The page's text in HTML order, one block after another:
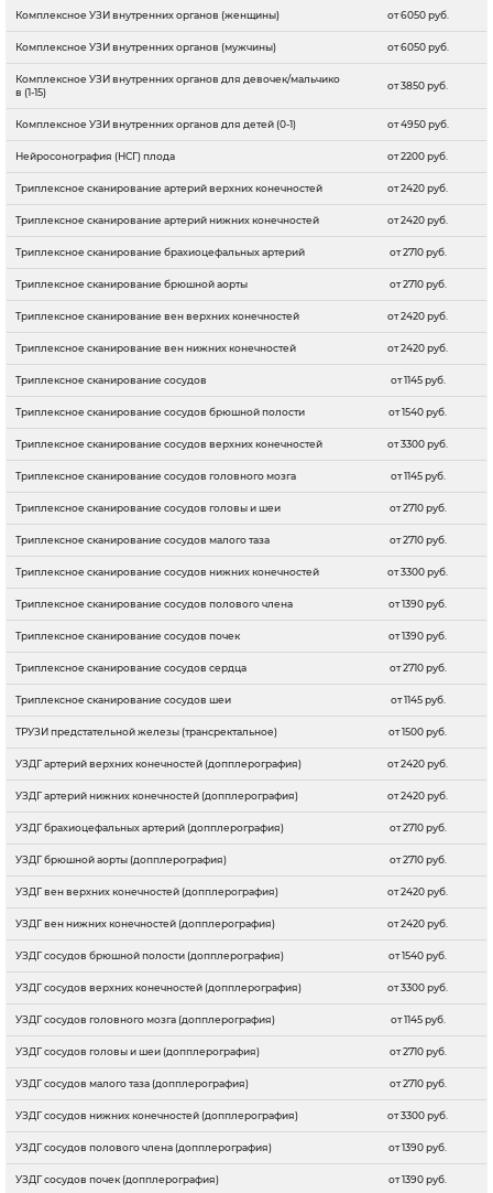
Комплексное УЗИ внутренних органов (женщины) от 6050 руб.
Комплексное УЗИ внутренних органов (мужчины) от 6050 руб.
Комплексное УЗИ внутренних органов для девочек/мальчико
в (1-15)
от 3850 руб.
Комплексное УЗИ внутренних органов для детей (0-1) от 4950 руб.
Нейросонография (НСГ) плода от 2200 руб.
Триплексное сканирование артерий верхних конечностей от 2420 руб.
Триплексное сканирование артерий нижних конечностей от 2420 руб.
Триплексное сканирование брахиоцефальных артерий от 2710 руб.
Триплексное сканирование брюшной аорты от 2710 руб.
Триплексное сканирование вен верхних конечностей от 2420 руб.
Триплексное сканирование вен нижних конечностей от 2420 руб.
Триплексное сканирование сосудов от 1145 руб.
Триплексное сканирование сосудов брюшной полости от 1540 руб.
Триплексное сканирование сосудов верхних конечностей от 3300 руб.
Триплексное сканирование сосудов головного мозга от 1145 руб.
Триплексное сканирование сосудов головы и шеи от 2710 руб.
Триплексное сканирование сосудов малого таза от 2710 руб.
Триплексное сканирование сосудов нижних конечностей от 3300 руб.
Триплексное сканирование сосудов полового члена от 1390 руб.
Триплексное сканирование сосудов почек от 1390 руб.
Триплексное сканирование сосудов сердца от 2710 руб.
Триплексное сканирование сосудов шеи от 1145 руб.
ТРУЗИ предстательной железы (трансректальное) от 1500 руб.
УЗДГ артерий верхних конечностей (допплерография) от 2420 руб.
УЗДГ артерий нижних конечностей (допплерография) от 2420 руб.
УЗДГ брахиоцефальных артерий (допплерография) от 2710 руб.
УЗДГ брюшной аорты (допплерография) от 2710 руб.
УЗДГ вен верхних конечностей (допплерография) от 2420 руб.
УЗДГ вен нижних конечностей (допплерография) от 2420 руб.
УЗДГ сосудов брюшной полости (допплерография) от 1540 руб.
УЗДГ сосудов верхних конечностей (допплерография) от 3300 руб.
УЗДГ сосудов головного мозга (допплерография) от 1145 руб.
УЗДГ сосудов головы и шеи (допплерография) от 2710 руб.
УЗДГ сосудов малого таза (допплерография) от 2710 руб.
УЗДГ сосудов нижних конечностей (допплерография) от 3300 руб.
УЗДГ сосудов полового члена (допплерография) от 1390 руб.
УЗДГ сосудов почек (допплерография) от 1390 руб.